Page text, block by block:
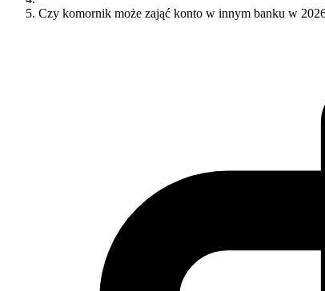
Czy komornik może zająć konto w innym banku w